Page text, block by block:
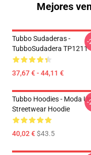
Mejores
Tubbo Sudaderas -
TubboSudadera TP1211
37,67 € - 44,11 €
-
Tubbo Hoodies - Moda
Streetwear Hoodie
40,02 €$43.5
-